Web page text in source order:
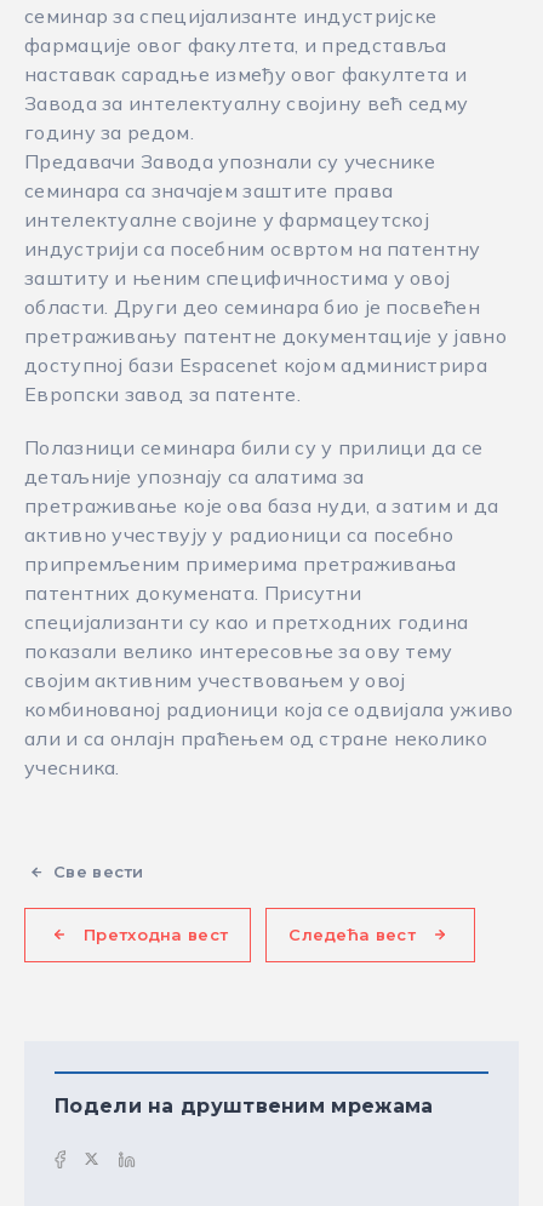
семинар за специјализанте индустријске
фармације овог факултета, и представља
наставак сарадње између овог факултета и
Завода за интелектуалну својину већ седму
годину за редом.
Предавачи Завода упознали су учеснике
семинара са значајем заштите права
интелектуалне својине у фармацеутској
индустрији са посебним освртом на патентну
заштиту и њеним специфичностима у овој
области. Други део семинара био је посвећен
претраживању патентне документације у јавно
доступној бази Еspacenet којом администрира
Европски завод за патенте.
Полазници семинара били су у прилици да се
детаљније упознају са алатима за
претраживање које ова база нуди, а затим и да
активно учествују у радионици са посебно
припремљеним примерима претраживања
патентних докумената. Присутни
специјализанти су као и претходних година
показали велико интересовње за ову тему
својим активним учествовањем у овој
комбинованој радионици која се одвијала уживо
али и са онлајн праћењем од стране неколико
учесника.​
Све вести
Претходна вест Следећа вест
Подели на друштвеним мрежама